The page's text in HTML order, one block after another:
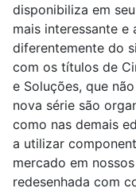
disponibiliza em
mais interessante e
diferentemente do
com os títulos de
e Soluções, que
nova série são
como nas demais
a utilizar
mercado em
redesenhada com